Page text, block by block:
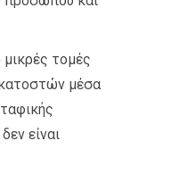
μικρές τομές
μέσα
είναι